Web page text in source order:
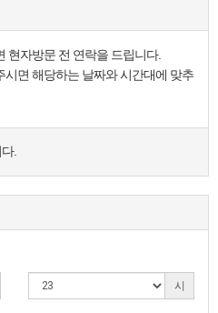
현자방문 전 연락을 드립니다.
면 해당하는 날짜와 시간대에 맞추
.
시